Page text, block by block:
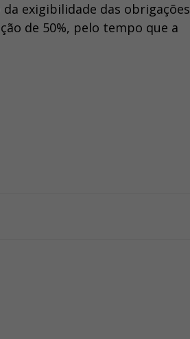
exigibilidade das obrigações
de 50%, pelo tempo que a